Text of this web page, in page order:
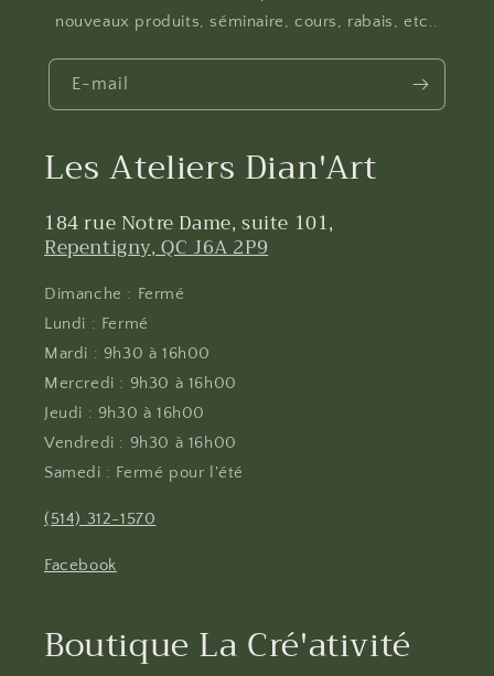
nouveaux produits, séminaire, cours, rabais, etc..
E-mail
Les Ateliers Dian'Art
184 rue Notre Dame, suite 101,
Repentigny, QC J6A 2P9
Dimanche : Fermé
Lundi : Fermé
Mardi : 9h30 à 16h00
Mercredi : 9h30 à 16h00
Jeudi : 9h30 à 16h00
Vendredi : 9h30 à 16h00
Samedi : Fermé pour l'été
(514) 312-1570
Facebook
Boutique La Cré'ativité